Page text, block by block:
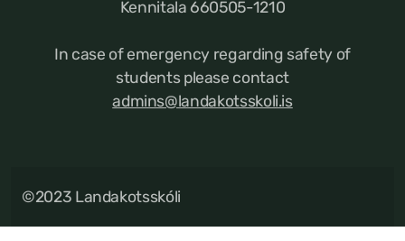
Kennitala 660505-1210
In case of emergency regarding safety of
students please contact
admins@landakotsskoli.is
©2023 Landakotsskóli